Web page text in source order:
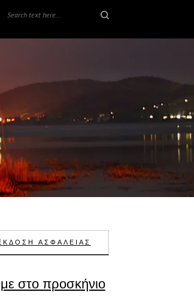
ΑΣΦΑΛΕΙΑΣ
στο προσκήνιο